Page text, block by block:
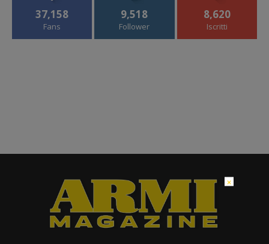
37,158
Fans
9,518
Follower
8,620
Iscritti
×